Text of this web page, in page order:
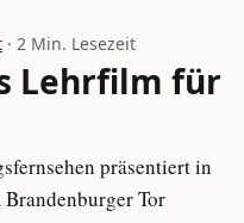
· 2 Min. Lesezeit
Lehrfilm für
präsentiert in
Tor